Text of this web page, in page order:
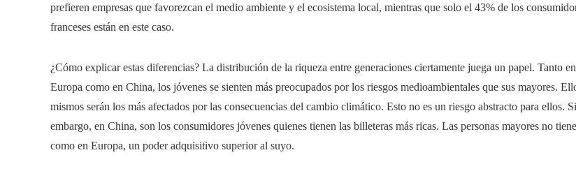
prefieren empresas que favorezcan el medio ambiente y el ecosistema local, mientras que solo el 43% de los
franceses están en este caso.
¿Cómo explicar estas diferencias? La distribución de la riqueza entre generaciones ciertamente juega un papel. Tanto en
Europa como en China, los jóvenes se sienten más preocupados por los riesgos medioambientales que sus mayores.
mismos serán los más afectados por las consecuencias del cambio climático. Esto no es un riesgo abstracto para ellos.
embargo, en China, son los consumidores jóvenes quienes tienen las billeteras más ricas. Las personas mayores no
como en Europa, un poder adquisitivo superior al suyo.